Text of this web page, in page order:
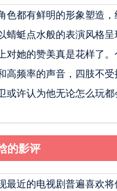
色都有鲜明的形象塑造
蜻蜓点水般的表演风格
对她的赞美真是花样了
高频率的声音，四肢不
或许认为他无论怎么玩
的影评
最近的电视剧普遍喜欢